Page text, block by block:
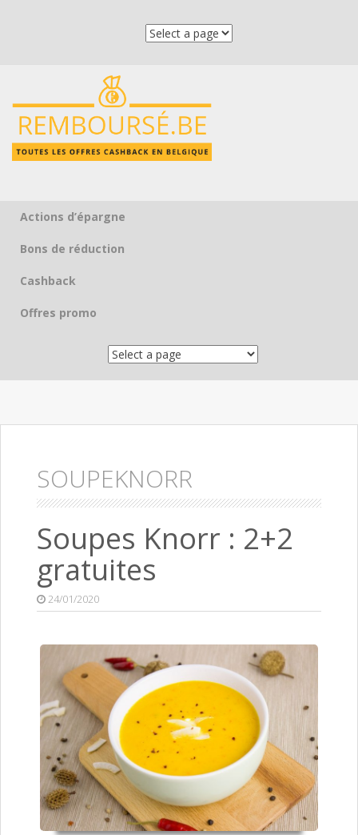
Skip to content
Actions d’épargne
Bons de réduction
Cashback
Offres promo
SOUPEKNORR
Soupes Knorr : 2+2
gratuites
24/01/2020